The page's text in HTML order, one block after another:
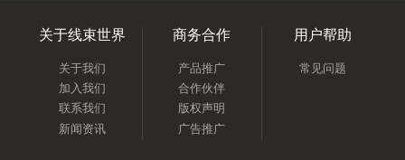
关于线束世界
关于我们
加入我们
联系我们
新闻资讯
商务合作
产品推广
合作伙伴
版权声明
广告推广
用户帮助
常见问题